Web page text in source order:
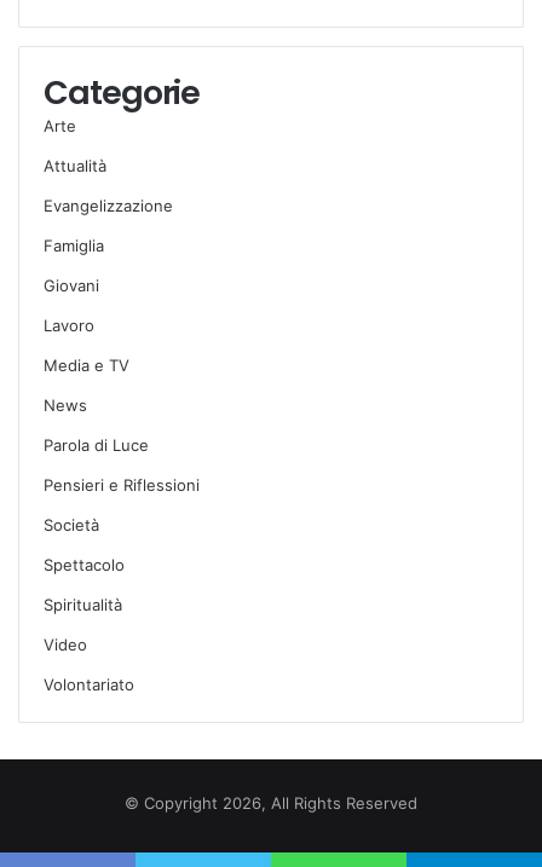
Categorie
Arte
Attualità
Evangelizzazione
Famiglia
Giovani
Lavoro
Media e TV
News
Parola di Luce
Pensieri e Riflessioni
Società
Spettacolo
Spiritualità
Video
Volontariato
© Copyright 2026, All Rights Reserved